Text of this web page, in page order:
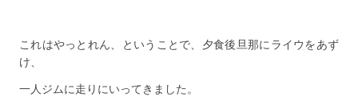
これはやっとれん、ということで、夕食後旦那にライウをあず
け、
一人ジムに走りにいってきました。